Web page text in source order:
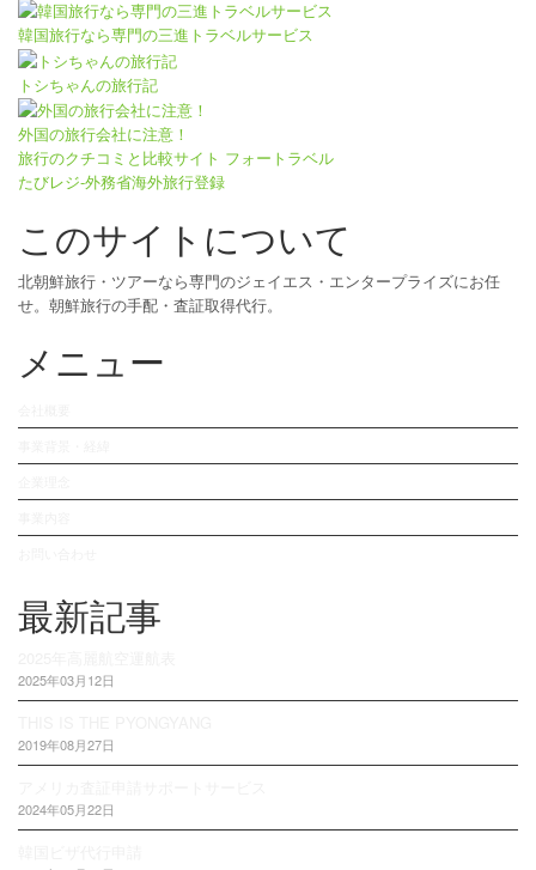
韓国旅行なら専門の三進トラベルサービス
トシちゃんの旅行記
外国の旅行会社に注意！
旅行のクチコミと比較サイト フォートラベル
たびレジ-外務省海外旅行登録
このサイトについて
北朝鮮旅行・ツアーなら専門のジェイエス・エンタープライズにお任
せ。朝鮮旅行の手配・査証取得代行。
メニュー
最新記事
2025年03月12日
2019年08月27日
2024年05月22日